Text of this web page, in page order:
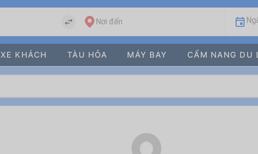
Nơi đến
XE KHÁCH TÀU HỎA MÁY BAY CẨM NANG DU